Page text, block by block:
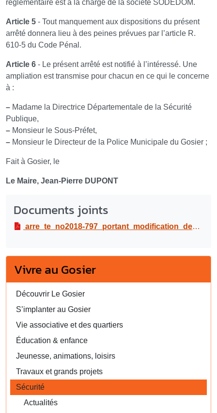
réglementaire est à la charge de la société SODEDOM.
Article 5 - Tout manquement aux dispositions du présent
arrêté donnera lieu à des peines prévues par l’article R.
610-5 du Code Pénal.
Article 6 - Le présent arrêté est notifié à l’intéressé. Une
ampliation est transmise pour chacun en ce qui le concerne
à :
– Madame la Directrice Départementale de la Sécurité
Publique,
– Monsieur le Sous-Préfet,
– Monsieur le Directeur de la Police Municipale du Gosier ;
Fait à Gosier, le
Le Maire, Jean-Pierre DUPONT
Documents joints
arre_te_no2018-797_portant_modification_de_l_arre_te_no2018-702_re_glementant_la_circulation_du_23_mai_au_19_septembre_2018.pdf
Vivre au Gosier
Découvrir Le Gosier
S’implanter au Gosier
Vie associative et des quartiers
Éducation & enfance
Jeunesse, animations, loisirs
Travaux et grands projets
Sécurité
Actualités